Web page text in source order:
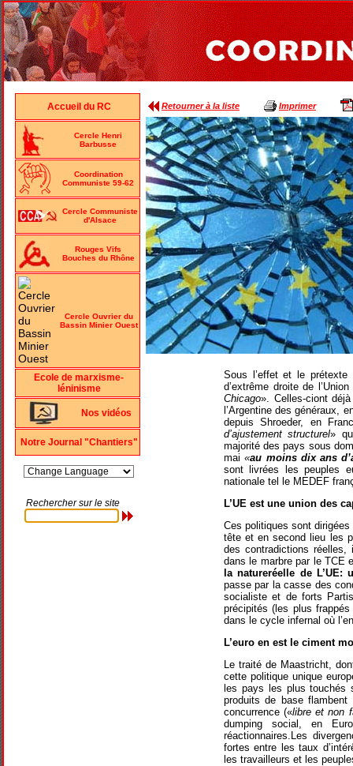
Accueil du RC
Cercle Henri
Barbusse
Coordination
Communiste 59-62
Cercle Communiste
d'Alsace
Rouges Vifs
Bouches du Rhône
Cercle Ouvrier du
Bassin Minier Ouest
Ecole de marxisme-
léninisme
Nos vidéos
Notre Journal "Chantiers"
Rechercher sur le site
Retourner à la liste Imprimer
Sous l’effet et le
d’extrême droite de
Chicago». Celles-ciont
l’Argentine des généraux,
depuis Shroeder, en
d’ajustement structurel»
majorité des pays sous
mai«au moins dix ans
sont livrées les peuples
nationale tel le MEDEF
L’UE est une union des
Ces politiques sont
tête et en second lieu les
des contradictions réelles,
dans le marbre par le TCE
la natureréelle de
passe par la casse des
socialiste et de forts
précipités (les plus
dans le cycle infernal où
L’euro en est le ciment
Le traité de Maastricht,
cette politique unique
les pays les plus touchés
produits de base flambent
concurrence («libre et non
dumping social, en
réactionnaires.Les
fortes entre les taux
les travailleurs et les